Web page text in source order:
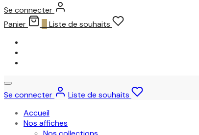
Se connecter
Panier
Liste de souhaits
Se connecter
Liste de souhaits
Accueil
Nos affiches